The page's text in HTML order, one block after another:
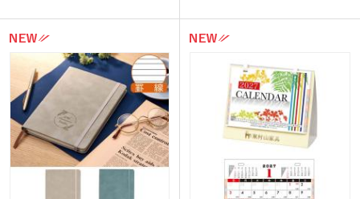
ておけます。
き、オリジナルのポーチを製作できま
す。男女問わず使いやすい黒・グレー・
ネイビー・オリーブの4色のご用意。シ
ョップの購入特典やプレゼントに活用い
ただけます。
勢ぞろい!あらゆるシーンで使える優秀
表紙に、1色かフルカラー、箔押しで名
入れが可能。
タスク管理したり、サッとアイデアを書
き止められるので、忙しいクリエーター
の方に人気の商品です。